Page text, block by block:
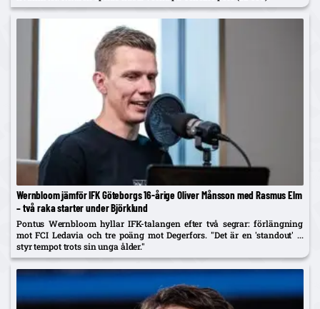
Wernbloom jämför IFK Göteborgs 16-årige Oliver Månsson med Rasmus Elm
– två raka starter under Björklund
Pontus Wernbloom hyllar IFK-talangen efter två segrar: förlängning
mot FCI Ledavia och tre poäng mot Degerfors. "Det är en 'standout' ...
styr tempot trots sin unga ålder."